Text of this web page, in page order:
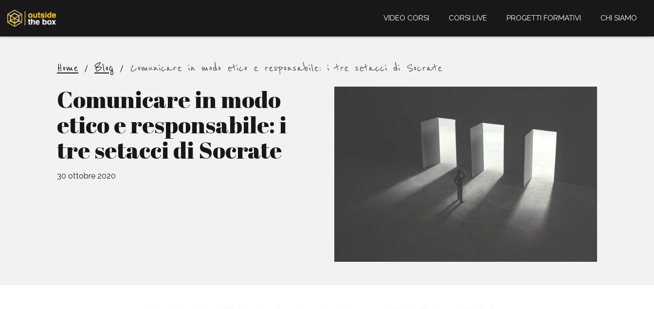
VIDEO CORSI CORSI LIVE PROGETTI FORMATIVI CHI SIAMO
Home /Blog / Comunicare in modo etico e responsabile: i tre setacci di Socrate
Comunicare in modo
etico e responsabile: i
tre setacci di Socrate
30 ottobre 2020